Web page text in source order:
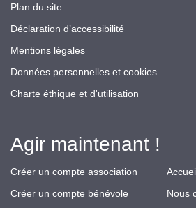
Plan du site
Déclaration d’accessibilité
Mentions légales
Données personnelles et cookies
Charte éthique et d'utilisation
Agir maintenant !
Créer un compte association
Créer un compte bénévole
Nous